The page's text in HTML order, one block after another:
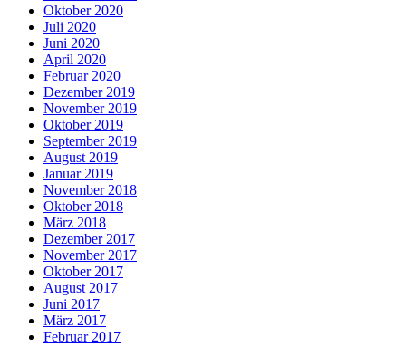
Oktober 2020
Juli 2020
Juni 2020
April 2020
Februar 2020
Dezember 2019
November 2019
Oktober 2019
September 2019
August 2019
Januar 2019
November 2018
Oktober 2018
März 2018
Dezember 2017
November 2017
Oktober 2017
August 2017
Juni 2017
März 2017
Februar 2017